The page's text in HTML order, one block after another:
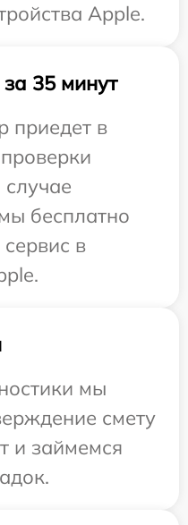
Apple.
35 минут
приедет в
бесплатно
в
мы
смету
и займемся